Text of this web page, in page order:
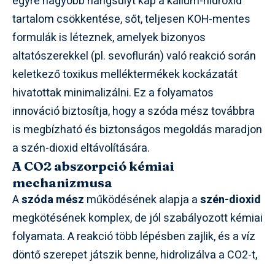
tartalom csökkentése, sőt, teljesen KOH-mentes
formulák is léteznek, amelyek bizonyos
altatószerekkel (pl. sevoflurán) való reakció során
keletkező toxikus melléktermékek kockázatát
hivatottak minimalizálni. Ez a folyamatos
innováció biztosítja, hogy a szóda mész továbbra
is megbízható és biztonságos megoldás maradjon
a szén-dioxid eltávolítására.
A CO2 abszorpció kémiai
mechanizmusa
Aszóda mész működésének alapja aszén-dioxid
megkötésének komplex, de jól szabályozott kémiai
folyamata. A reakció több lépésben zajlik, és a víz
döntő szerepet játszik benne, hidrolizálva a CO2-t,